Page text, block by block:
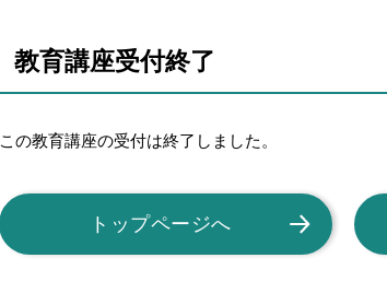
教育講座受付終了
この教育講座の受付は終了しました。
トップページへ